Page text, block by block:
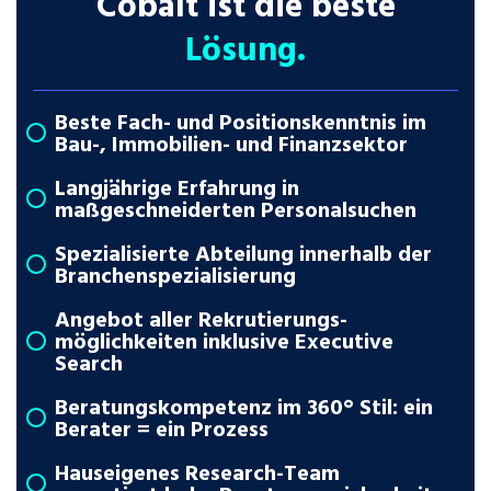
Lösung.
Beste Fach- und Positionskenntnis im
Bau-, Immobilien- und Finanzsektor
Langjährige Erfahrung in
maßgeschneiderten Personalsuchen
Spezialisierte Abteilung innerhalb der
Branchenspezialisierung
Angebot aller Rekrutierungs­
möglichkeiten inklusive Executive
Search
Beratungskompetenz im 360° Stil: ein
Berater = ein Prozess
Hauseigenes Research-Team